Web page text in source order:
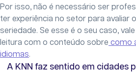
Por isso, não é necessário ser
ter experiência no setor para avaliar
seriedade. Se esse é o seu caso,
leitura com o conteúdo sobre como
idiomas.
A KNN faz sentido em cidades